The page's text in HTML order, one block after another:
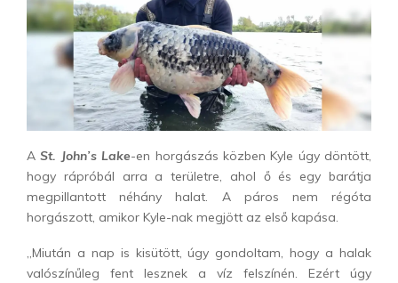
ASt. John’s Lake-en horgászás közben Kyle úgy döntött,
hogy rápróbál arra a területre, ahol ő és egy barátja
megpillantott néhány halat. A páros nem régóta
horgászott, amikor Kyle-nak megjött az első kapása.
„Miután a nap is kisütött, úgy gondoltam, hogy a halak
valószínűleg fent lesznek a víz felszínén. Ezért úgy